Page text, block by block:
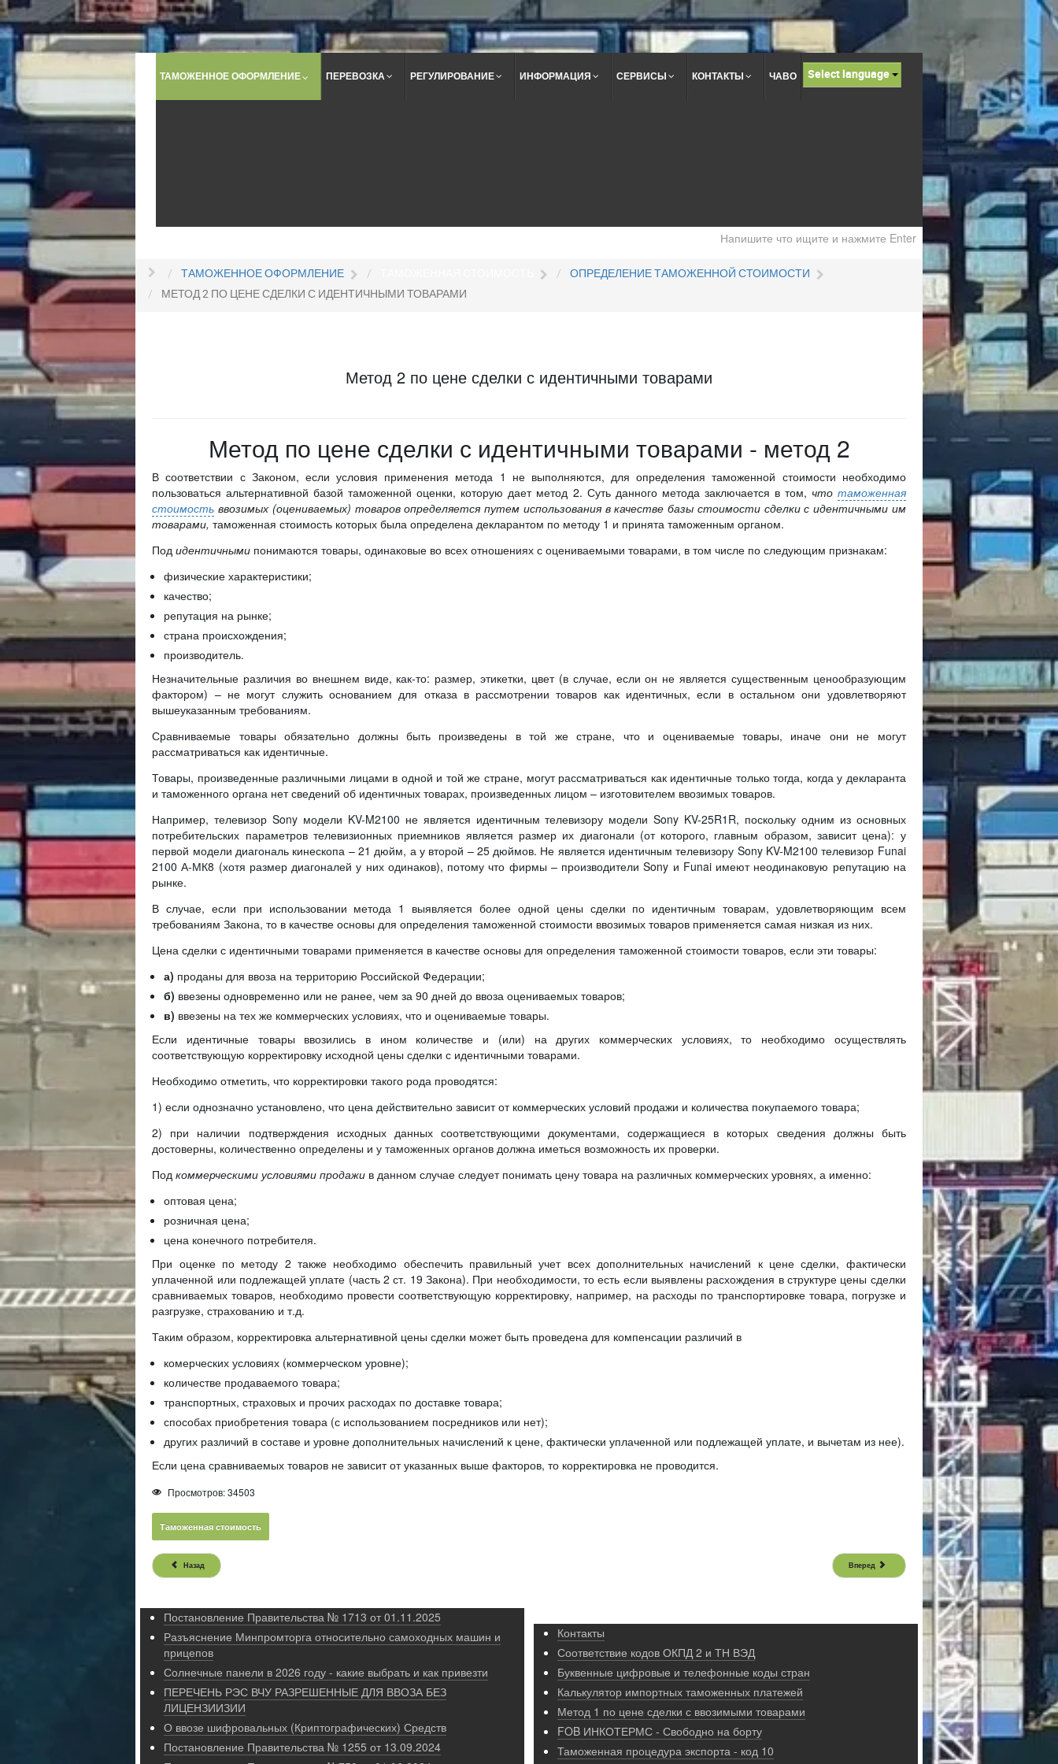
ТАМОЖЕННОЕ ОФОРМЛЕНИЕ ПЕРЕВОЗКА РЕГУЛИРОВАНИЕ ИНФОРМАЦИЯ СЕРВИСЫ КОНТАКТЫ ЧАВО Select language
сайту
ТАМОЖЕННОЕ ОФОРМЛЕНИЕ
ОПРЕДЕЛЕНИЕ ТАМОЖЕННОЙ СТОИМОСТИ
МЕТОД 2 ПО ЦЕНЕ СДЕЛКИ С ИДЕНТИЧНЫМИ ТОВАРАМИ
Метод 2 по цене сделки с идентичными товарами
Метод по цене сделки с идентичными товарами - метод 2
В соответствии с Законом, если условия применения метода 1 не выполняются, для определения таможенной стоимости необходимо
пользоваться альтернативной базой таможенной оценки, которую дает метод 2. Суть данного метода заключается в том, что таможенная
стоимость ввозимых (оцениваемых) товаров определяется путем использования в качестве базы стоимости сделки с идентичными им
товарами,таможенная стоимость которых была определена декларантом по методу 1 и принята таможенным органом.
Подидентичными понимаются товары, одинаковые во всех отношениях с оцениваемыми товарами, в том числе по следующим признакам:
физические характеристики;
качество;
репутация на рынке;
страна происхождения;
производитель.
Незначительные различия во внешнем виде, как-то: размер, этикетки, цвет (в случае, если он не является существенным ценообразующим
фактором) – не могут служить основанием для отказа в рассмотрении товаров как идентичных, если в остальном они удовлетворяют
вышеуказанным требованиям.
Сравниваемые товары обязательно должны быть произведены в той же стране, что и оцениваемые товары, иначе они не могут
рассматриваться как идентичные.
Товары, произведенные различными лицами в одной и той же стране, могут рассматриваться как идентичные только тогда, когда у декларанта
и таможенного органа нет сведений об идентичных товарах, произведенных лицом – изготовителем ввозимых товаров.
Например, телевизор Sony модели KV-M2100 не является идентичным телевизору модели Sony KV-25R1R, поскольку одним из основных
потребительских параметров телевизионных приемников является размер их диагонали (от которого, главным образом, зависит цена): у
первой модели диагональ кинескопа – 21 дюйм, а у второй – 25 дюймов. Не является идентичным телевизору Sony KV-M2100 телевизор Funai
2100 А-МК8 (хотя размер диагоналей у них одинаков), потому что фирмы – производители Sony и Funai имеют неодинаковую репутацию на
рынке.
В случае, если при использовании метода 1 выявляется более одной цены сделки по идентичным товарам, удовлетворяющим всем
требованиям Закона, то в качестве основы для определения таможенной стоимости ввозимых товаров применяется самая низкая из них.
Цена сделки с идентичными товарами применяется в качестве основы для определения таможенной стоимости товаров, если эти товары:
а) проданы для ввоза на территорию Российской Федерации;
б) ввезены одновременно или не ранее, чем за 90 дней до ввоза оцениваемых товаров;
в) ввезены на тех же коммерческих условиях, что и оцениваемые товары.
Если идентичные товары ввозились в ином количестве и (или) на других коммерческих условиях, то необходимо осуществлять
соответствующую корректировку исходной цены сделки с идентичными товарами.
Необходимо отметить, что корректировки такого рода проводятся:
1) если однозначно установлено, что цена действительно зависит от коммерческих условий продажи и количества покупаемого товара;
2) при наличии подтверждения исходных данных соответствующими документами, содержащиеся в которых сведения должны быть
достоверны, количественно определены и у таможенных органов должна иметься возможность их проверки.
Подкоммерческими условиями продажи в данном случае следует понимать цену товара на различных коммерческих уровнях, а именно:
оптовая цена;
розничная цена;
цена конечного потребителя.
При оценке по методу 2 также необходимо обеспечить правильный учет всех дополнительных начислений к цене сделки, фактически
уплаченной или подлежащей уплате (часть 2 ст. 19 Закона). При необходимости, то есть если выявлены расхождения в структуре цены сделки
сравниваемых товаров, необходимо провести соответствующую корректировку, например, на расходы по транспортировке товара, погрузке и
разгрузке, страхованию и т.д.
Таким образом, корректировка альтернативной цены сделки может быть проведена для компенсации различий в
комерческих условиях (коммерческом уровне);
количестве продаваемого товара;
транспортных, страховых и прочих расходах по доставке товара;
способах приобретения товара (с использованием посредников или нет);
других различий в составе и уровне дополнительных начислений к цене, фактически уплаченной или подлежащей уплате, и вычетам из нее).
Если цена сравниваемых товаров не зависит от указанных выше факторов, то корректировка не проводится.
Просмотров: 34503
Таможенная стоимость
Назад Вперед
Постановление Правительства № 1713 от 01.11.2025
Разъяснение Минпромторга относительно самоходных машин и
прицепов
Солнечные панели в 2026 году - какие выбрать и как привезти
ПЕРЕЧЕНЬ РЭС ВЧУ РАЗРЕШЕННЫЕ ДЛЯ ВВОЗА БЕЗ
ЛИЦЕНЗИИЗИИ
О ввозе шифровальных (Криптографических) Средств
Постановление Правительства № 1255 от 13.09.2024
Контакты
Соответствие кодов ОКПД 2 и ТН ВЭД
Буквенные цифровые и телефонные коды стран
Калькулятор импортных таможенных платежей
Метод 1 по цене сделки с ввозимыми товарами
FOB ИНКОТЕРМС - Свободно на борту
Таможенная процедура экспорта - код 10